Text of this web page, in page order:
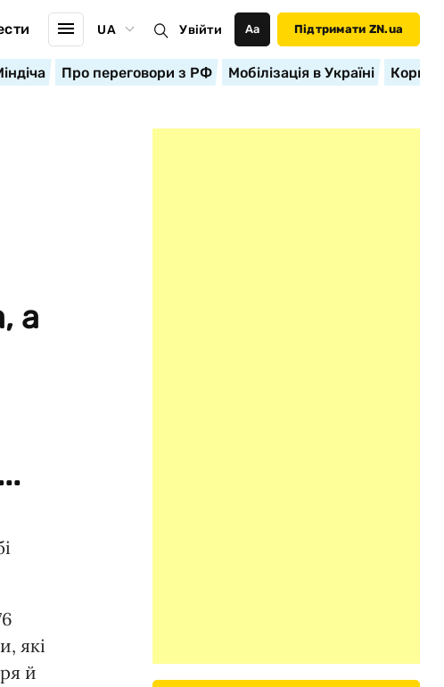
UA Увійти Аа Підтримати ZN.ua
Про переговори з РФ Мобілізація в Україні
а
які
й